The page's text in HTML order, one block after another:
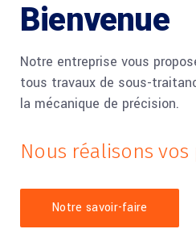
Bienvenue
Notre entreprise vous
tous travaux de sous-
la mécanique de précision.
Nous réalisons vos
Notre savoir-faire